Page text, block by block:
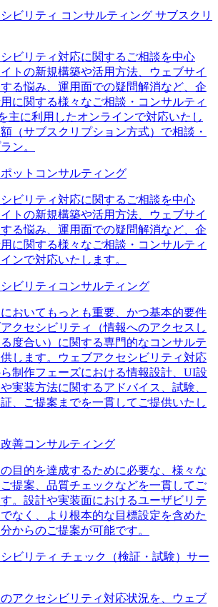
ビリティ コンサルティング サブスクリ
ビリティ対応に関するご相談を中心
トの新規構築や活用方法、ウェブサイ
する悩み、運用面での疑問解消など、企
に関する様々なご相談・コンサルティ
主に利用したオンラインで対応いたし
（サブスクリプション方式）で相談・
ン。
ットコンサルティング
ビリティ対応に関するご相談を中心
トの新規構築や活用方法、ウェブサイ
する悩み、運用面での疑問解消など、企
に関する様々なご相談・コンサルティ
ンで対応いたします。
ビリティコンサルティング
おいてもっとも重要、かつ基本的要件
クセシビリティ（情報へのアクセスし
度合い）に関する専門的なコンサルテ
します。ウェブアクセシビリティ対応
制作フェーズにおける情報設計、UI設
実装方法に関するアドバイス、試験、
、ご提案までを一貫してご提供いたし
善コンサルティング
目的を達成するために必要な、様々な
提案、品質チェックなどを一貫してご
。設計や実装面におけるユーザビリテ
なく、より根本的な目標設定を含めた
からのご提案が可能です。
ビリティ チェック（検証・試験）サー
アクセシビリティ対応状況を、ウェブ